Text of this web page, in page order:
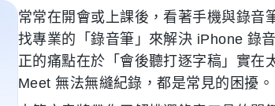
常常在開會或上課後，看著手機與錄音
找專業的「錄音筆」來解決 iPhone 錄
正的痛點在於「會後聽打逐字稿」實在
Meet 無法無縫紀錄，都是常見的困擾。